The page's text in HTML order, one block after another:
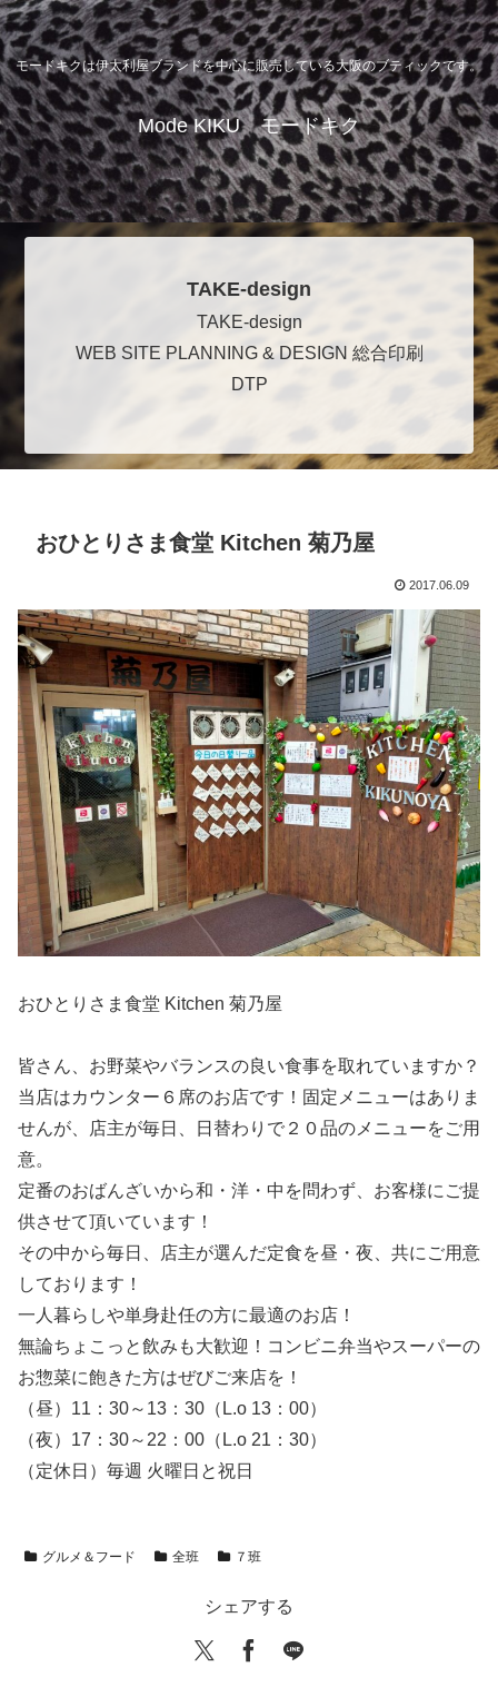
モードキクは伊太利屋ブランドを中心に販売している大阪のブティックです。
Mode KIKU モードキク
TAKE-design
TAKE-design
WEB SITE PLANNING & DESIGN 総合印刷
DTP
おひとりさま食堂 Kitchen 菊乃屋
2017.06.09
おひとりさま食堂 Kitchen 菊乃屋
皆さん、お野菜やバランスの良い食事を取れていますか？
当店はカウンター６席のお店です！固定メニューはありま
せんが、店主が毎日、日替わりで２０品のメニューをご用
意。
定番のおばんざいから和・洋・中を問わず、お客様にご提
供させて頂いています！
その中から毎日、店主が選んだ定食を昼・夜、共にご用意
しております！
一人暮らしや単身赴任の方に最適のお店！
無論ちょこっと飲みも大歓迎！コンビニ弁当やスーパーの
お惣菜に飽きた方はぜびご来店を！
（昼）11：30～13：30（L.o 13：00）
（夜）17：30～22：00（L.o 21：30）
（定休日）毎週 火曜日と祝日
グルメ＆フード 全班 ７班
シェアする